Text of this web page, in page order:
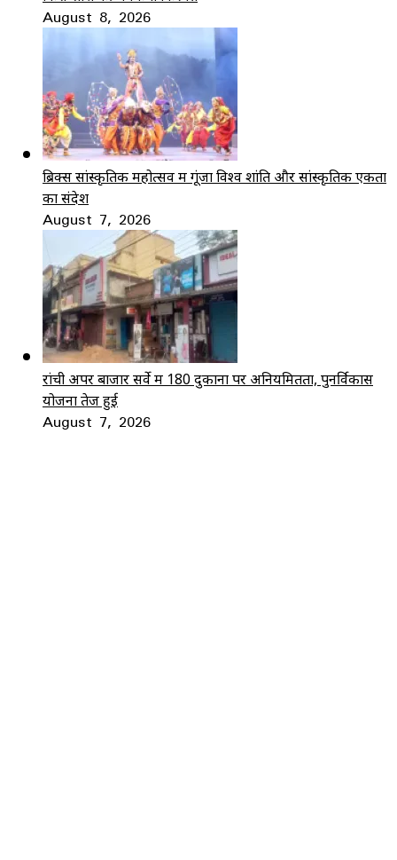
August 8, 2026
ब्रिक्स सांस्कृतिक महोत्सव में गूंजा विश्व शांति और सांस्कृतिक एकता
का संदेश
August 7, 2026
रांची अपर बाजार सर्वे में 180 दुकानों पर अनियमितता, पुनर्विकास
योजना तेज हुई
August 7, 2026